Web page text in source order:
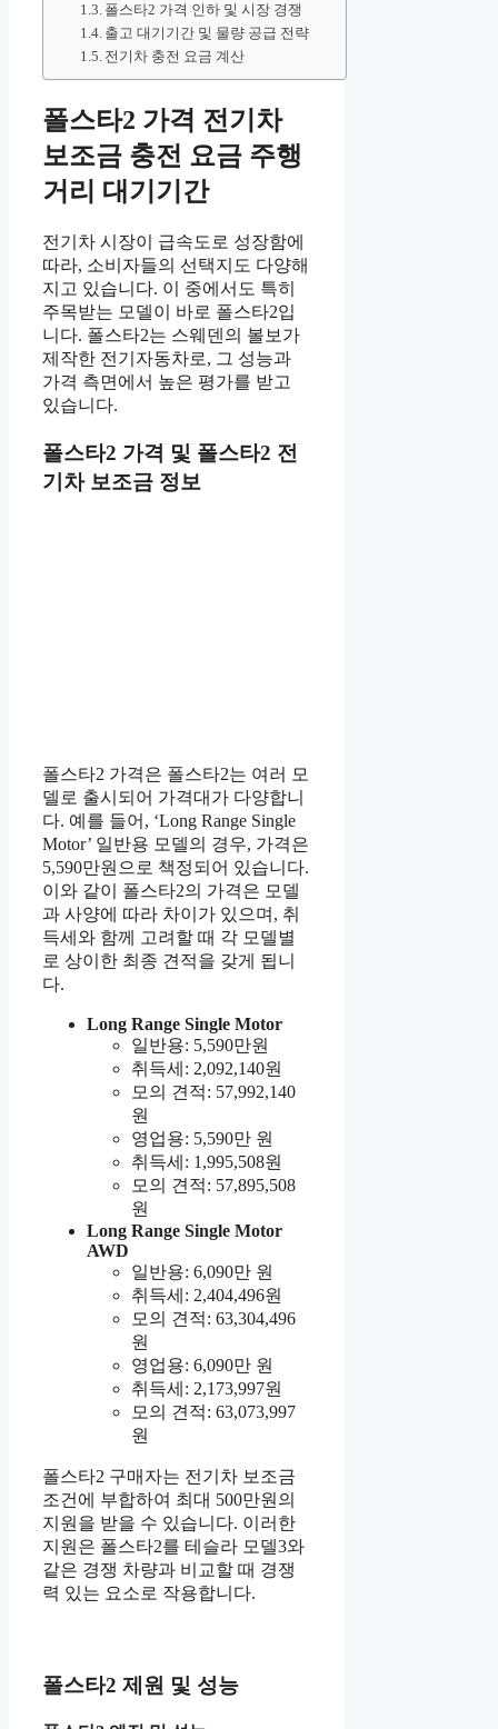
폴스타2 가격 인하 및 시장 경쟁
출고 대기기간 및 물량 공급 전략
전기차 충전 요금 계산
폴스타2 가격 전기차
보조금 충전 요금 주행
거리 대기기간
전기차 시장이 급속도로 성장함에
따라, 소비자들의 선택지도 다양해
지고 있습니다. 이 중에서도 특히
주목받는 모델이 바로 폴스타2입
니다. 폴스타2는 스웨덴의 볼보가
제작한 전기자동차로, 그 성능과
가격 측면에서 높은 평가를 받고
있습니다.
폴스타2 가격 및 폴스타2 전
기차 보조금 정보
폴스타2 가격은 폴스타2는 여러 모
델로 출시되어 가격대가 다양합니
다. 예를 들어, ‘Long Range Single
Motor’ 일반용 모델의 경우, 가격은
5,590만원으로 책정되어 있습니다.
이와 같이 폴스타2의 가격은 모델
과 사양에 따라 차이가 있으며, 취
득세와 함께 고려할 때 각 모델별
로 상이한 최종 견적을 갖게 됩니
다.
Long Range Single Motor
일반용: 5,590만원
취득세: 2,092,140원
모의 견적: 57,992,140
원
영업용: 5,590만 원
취득세: 1,995,508원
모의 견적: 57,895,508
원
Long Range Single Motor
AWD
일반용: 6,090만 원
취득세: 2,404,496원
모의 견적: 63,304,496
원
영업용: 6,090만 원
취득세: 2,173,997원
모의 견적: 63,073,997
원
폴스타2 구매자는 전기차 보조금
조건에 부합하여 최대 500만원의
지원을 받을 수 있습니다. 이러한
지원은 폴스타2를 테슬라 모델3와
같은 경쟁 차량과 비교할 때 경쟁
력 있는 요소로 작용합니다.
폴스타2 제원 및 성능